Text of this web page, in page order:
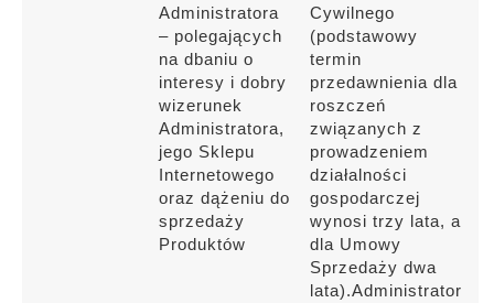
Administratora
– polegających
na dbaniu o
interesy i dobry
wizerunek
Administratora,
jego Sklepu
Internetowego
oraz dążeniu do
sprzedaży
Produktów
Cywilnego
(podstawowy
termin
przedawnienia dla
roszczeń
związanych z
prowadzeniem
działalności
gospodarczej
wynosi trzy lata, a
dla Umowy
Sprzedaży dwa
lata).Administrator